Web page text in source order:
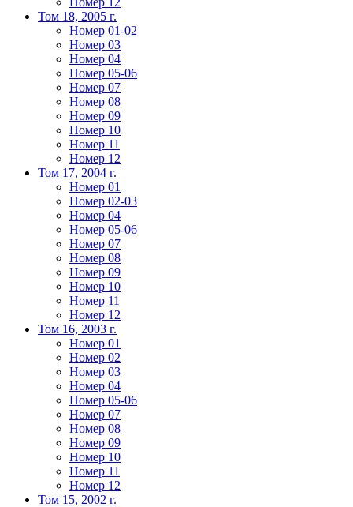
Том 18, 2005 г.
Номер 01-02
Номер 03
Номер 04
Номер 05-06
Номер 07
Номер 08
Номер 09
Номер 10
Номер 11
Номер 12
Том 17, 2004 г.
Номер 01
Номер 02-03
Номер 04
Номер 05-06
Номер 07
Номер 08
Номер 09
Номер 10
Номер 11
Номер 12
Том 16, 2003 г.
Номер 01
Номер 02
Номер 03
Номер 04
Номер 05-06
Номер 07
Номер 08
Номер 09
Номер 10
Номер 11
Номер 12
Том 15, 2002 г.